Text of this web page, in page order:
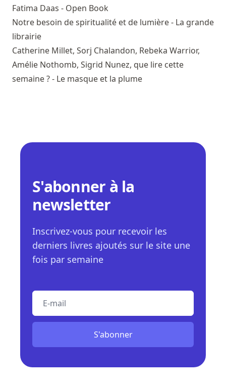
Fatima Daas - Open Book
Notre besoin de spiritualité et de lumière - La grande
librairie
Catherine Millet, Sorj Chalandon, Rebeka Warrior,
Amélie Nothomb, Sigrid Nunez, que lire cette
semaine ? - Le masque et la plume
S'abonner à la
newsletter
Inscrivez-vous pour recevoir les
derniers livres ajoutés sur le site une
fois par semaine
S'abonner